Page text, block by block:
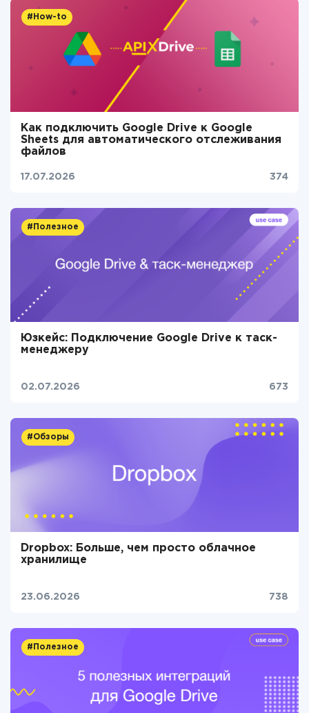
#How-to
Как подключить Google Drive к Google
Sheets для автоматического отслеживания
файлов
17.07.2026 374
#Полезное
Юзкейс: Подключение Google Drive к таск-
менеджеру
02.07.2026 673
#Обзоры
Dropbox: Больше, чем просто облачное
хранилище
23.06.2026 738
#Полезное